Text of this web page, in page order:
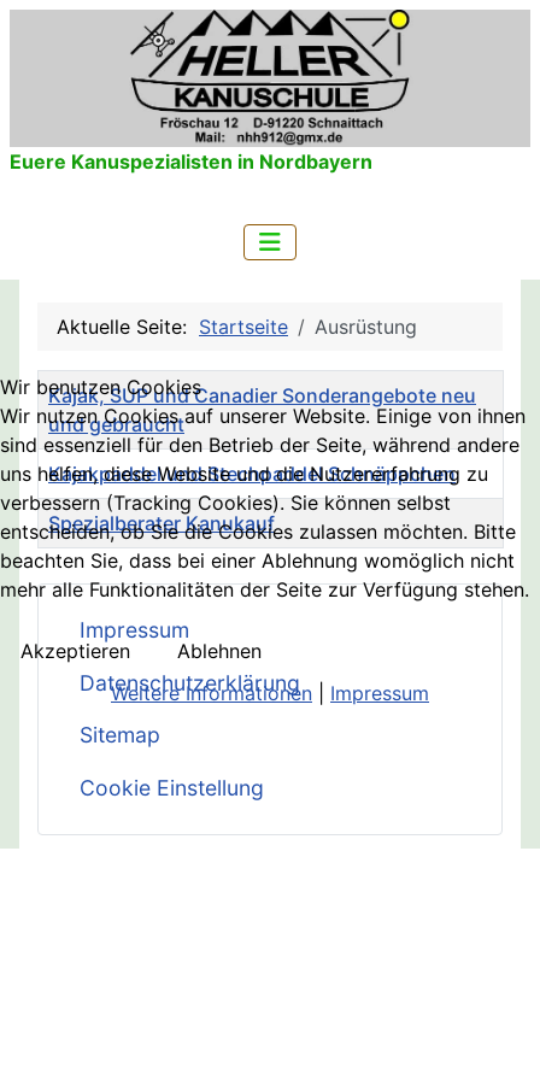
Euere Kanuspezialisten in Nordbayern
Aktuelle Seite: Startseite Ausrüstung
Beiträge
Titel
Kajak, SUP und Canadier Sonderangebote neu
und gebraucht
Kajakpaddel und Stechpaddel Schnäppchen
Spezialberater Kanukauf
Impressum
Datenschutzerklärung
Sitemap
Cookie Einstellung
Wir benutzen Cookies
Wir nutzen Cookies auf unserer Website. Einige von ihnen
sind essenziell für den Betrieb der Seite, während andere
uns helfen, diese Website und die Nutzererfahrung zu
verbessern (Tracking Cookies). Sie können selbst
entscheiden, ob Sie die Cookies zulassen möchten. Bitte
beachten Sie, dass bei einer Ablehnung womöglich nicht
mehr alle Funktionalitäten der Seite zur Verfügung stehen.
Akzeptieren
Ablehnen
Weitere Informationen
Impressum